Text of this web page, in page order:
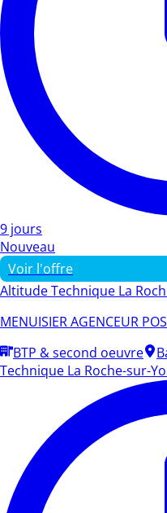
9 jours
Nouveau
Voir l'offre
Altitude Technique La
MENUISIER AGENCEUR
BTP & second oeuvre
Technique La Roche-sur-